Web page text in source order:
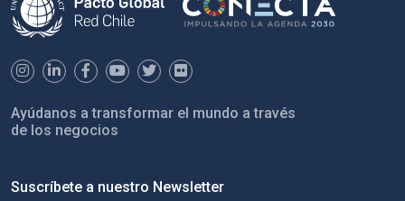
Ayúdanos a transformar el mundo a través
de los negocios
Suscríbete a nuestro Newsletter